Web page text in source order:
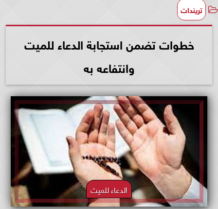
تريندات
خطوات تضمن استجابة الدعاء للميت
وانتفاعه به
الدعاء للميت